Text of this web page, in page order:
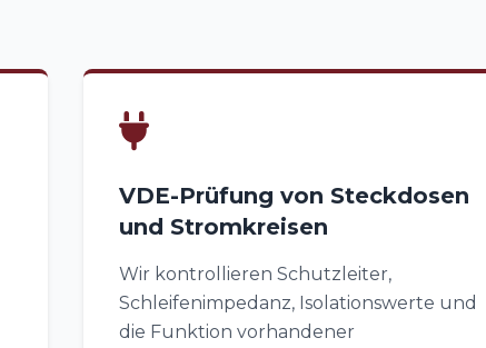
VDE-Prüfung von Steckdosen
und Stromkreisen
Wir kontrollieren Schutzleiter,
Schleifenimpedanz, Isolationswerte und
die Funktion vorhandener